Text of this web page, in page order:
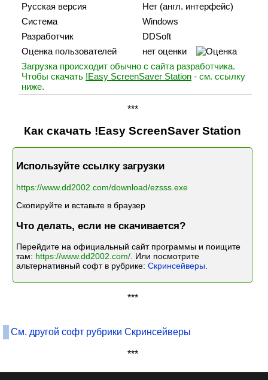
Русская версия
Нет (англ. интерфейс)
Система
Windows
Разработчик
DDSoft
Оценка пользователей
нет оценки
Загрузка происходит обычно с сайта разработчика.
Чтобы скачать !Easy ScreenSaver Station - см. ссылку
ниже.
***
Как скачать !Easy ScreenSaver Station
Используйте ссылку загрузки
https://www.dd2002.com/download/ezsss.exe
Скопируйте и вставьте в браузер
Что делать, если не скачивается?
Перейдите на официальный сайт программы и поищите
там: https://www.dd2002.com/. Или посмотрите
альтернативный софт в рубрике: Скринсейверы
***
См. другой софт рубрики Скринсейверы
***